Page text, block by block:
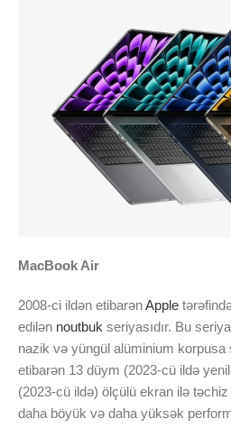
MacBook Air
2008-ci ildən etibarənApple
edilən noutbuk seriyasıdır. Bu
nazik və yüngül alüminium korpusa
etibarən 13 düym (2023-cü ildə
(2023-cü ildə) ölçülü ekran ilə
daha böyük və daha yüksək